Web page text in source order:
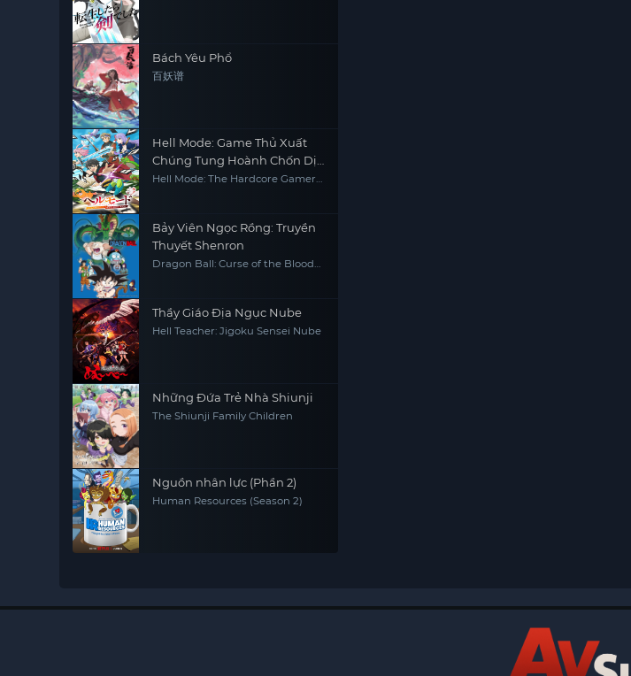
Bách Yêu Phổ
百妖谱
Hell Mode: Game Thủ Xuất
Chúng Tung Hoành Chốn Dị
Giới Hỗn Nguyên (Phần 2)
Hell Mode: The Hardcore Gamer
Bảy Viên Ngọc Rồng: Truyền
Thuyết Shenron
Dragon Ball: Curse of the Blood
Thầy Giáo Địa Ngục Nube
Hell Teacher: Jigoku Sensei Nube
Những Đứa Trẻ Nhà Shiunji
The Shiunji Family Children
Nguồn nhân lực (Phần 2)
Human Resources (Season 2)